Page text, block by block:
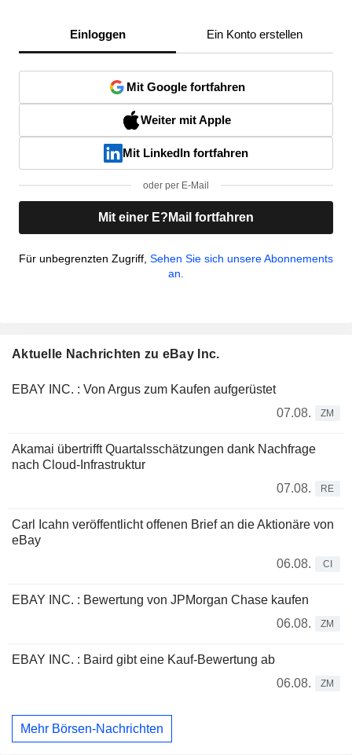
Einloggen Ein Konto erstellen
Mit Google fortfahren
Weiter mit Apple
Mit LinkedIn fortfahren
oder per E-Mail
Mit einer E?Mail fortfahren
Für unbegrenzten Zugriff, Sehen Sie sich unsere Abonnements
an.
Aktuelle Nachrichten zu eBay Inc.
EBAY INC. : Von Argus zum Kaufen aufgerüstet
07.08.
ZM
Akamai übertrifft Quartalsschätzungen dank Nachfrage
nach Cloud-Infrastruktur
07.08.
RE
Carl Icahn veröffentlicht offenen Brief an die Aktionäre von
eBay
06.08.
CI
EBAY INC. : Bewertung von JPMorgan Chase kaufen
06.08.
ZM
EBAY INC. : Baird gibt eine Kauf-Bewertung ab
06.08.
ZM
Mehr Börsen-Nachrichten